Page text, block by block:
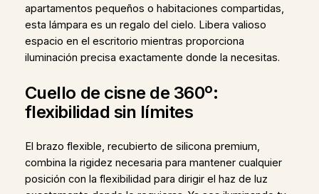
apartamentos pequeños o habitaciones compartidas,
esta lámpara es un regalo del cielo. Libera valioso
espacio en el escritorio mientras proporciona
iluminación precisa exactamente donde la necesitas.
Cuello de cisne de 360º:
flexibilidad sin límites
El brazo flexible, recubierto de silicona premium,
combina la rigidez necesaria para mantener cualquier
posición con la flexibilidad para dirigir el haz de luz